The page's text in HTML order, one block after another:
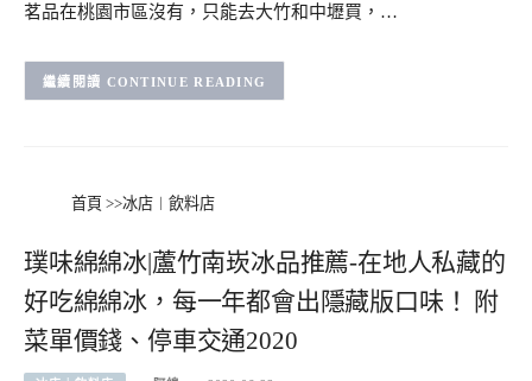
茗品在桃園市區沒有，只能去大竹和中壢買，…
CONTINUE READING
首頁 >>冰店︱飲料店
璞味綿綿冰|蘆竹南崁冰品推薦-在地人私藏的
好吃綿綿冰，每一年都會出隱藏版口味！ 附
菜單價錢、停車交通2020